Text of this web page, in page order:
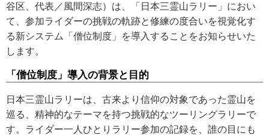
谷区、代表／風間深志）は、「日本三霊山ラリー」におい
て、参加ライダーの挑戦の軌跡と修練の度合いを視覚化す
る新システム「僧位制度」を導入することをお知らせいた
します。
「僧位制度」導入の背景と目的
日本三霊山ラリーは、古来より信仰の対象であった霊山を
巡る、精神的なテーマを持つ挑戦的なツーリングラリーで
す。ライダー一人ひとりラリー参加の記録を、誰の目にも